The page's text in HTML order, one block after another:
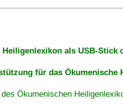
Heiligenlexikon als USB-Stick
für das Ökumenische
Ökumenischen